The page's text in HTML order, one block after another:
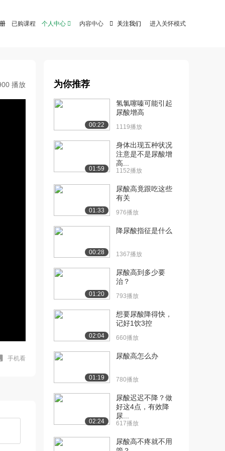
已购课程 个人中心  内容中心  关注我们 进入关怀模式
播放
手机看
为你推荐
00:22
氢氯噻嗪可能引起
尿酸增高
1119播放
01:59
身体出现五种状况
注意是不是尿酸增
高...
1152播放
01:33
尿酸高竟跟吃这些
有关
976播放
00:28
降尿酸指征是什么
1367播放
01:20
尿酸高到多少要
治？
793播放
02:04
想要尿酸降得快，
记好1饮3控
660播放
01:19
尿酸高怎么办
780播放
02:24
尿酸迟迟不降？做
好这4点，有效降
尿...
617播放
尿酸高不疼就不用